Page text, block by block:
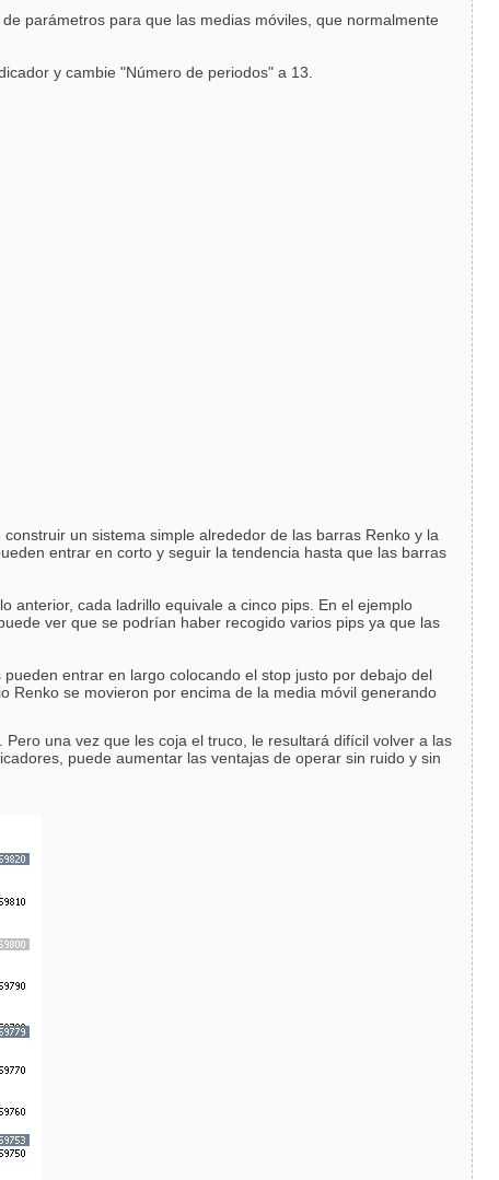
parámetros para que las medias móviles, que normalmente
y cambie "Número de periodos" a 13.
un sistema simple alrededor de las barras Renko y la
entrar en corto y seguir la tendencia hasta que las barras
anterior, cada ladrillo equivale a cinco pips. En el ejemplo
ver que se podrían haber recogido varios pips ya que las
entrar en largo colocando el stop justo por debajo del
Renko se movieron por encima de la media móvil generando
una vez que les coja el truco, le resultará difícil volver a las
puede aumentar las ventajas de operar sin ruido y sin